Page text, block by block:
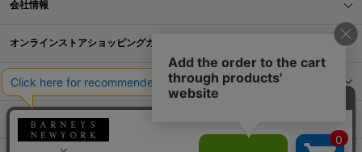
会社情報
オンラインストアショッピングガイド
店舗情報
サービス